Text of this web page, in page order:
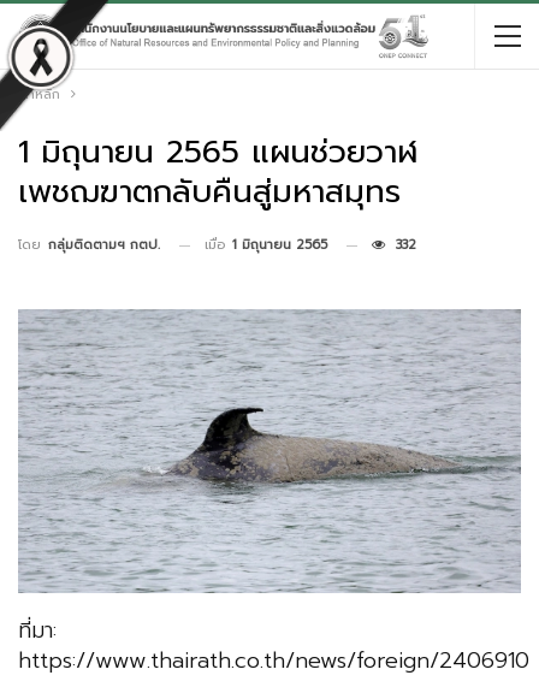
หน้าหลัก
1 มิถุนายน 2565 แผนช่วยวาฬ
เพชฌฆาตกลับคืนสู่มหาสมุทร
โดย กลุ่มติดตามฯ กตป. เมื่อ 1 มิถุนายน 2565 332
ที่มา:
https://www.thairath.co.th/news/foreign/2406910